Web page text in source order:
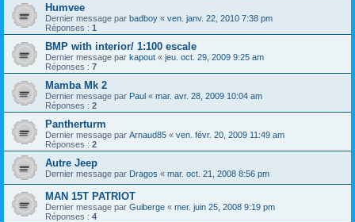
Humvee
Dernier message par badboy « ven. janv. 22, 2010 7:38 pm
Réponses : 1
BMP with interior/ 1:100 escale
Dernier message par kapout « jeu. oct. 29, 2009 9:25 am
Réponses : 7
Mamba Mk 2
Dernier message par Paul « mar. avr. 28, 2009 10:04 am
Réponses : 2
Pantherturm
Dernier message par Arnaud85 « ven. févr. 20, 2009 11:49 am
Réponses : 2
Autre Jeep
Dernier message par Dragos « mar. oct. 21, 2008 8:56 pm
MAN 15T PATRIOT
Dernier message par Guiberge « mer. juin 25, 2008 9:19 pm
Réponses : 4